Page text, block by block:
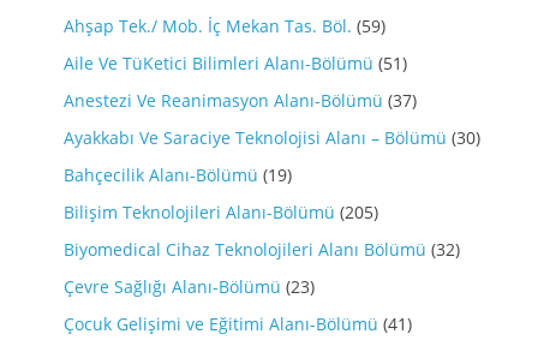
Ahşap Tek./ Mob. İç Mekan Tas. Böl. (59)
Aile Ve TüKetici Bilimleri Alanı-Bölümü (51)
Anestezi Ve Reanimasyon Alanı-Bölümü (37)
Ayakkabı Ve Saraciye Teknolojisi Alanı – Bölümü (30)
Bahçecilik Alanı-Bölümü (19)
Bilişim Teknolojileri Alanı-Bölümü (205)
Biyomedical Cihaz Teknolojileri Alanı Bölümü (32)
Çevre Sağlığı Alanı-Bölümü (23)
Çocuk Gelişimi ve Eğitimi Alanı-Bölümü (41)